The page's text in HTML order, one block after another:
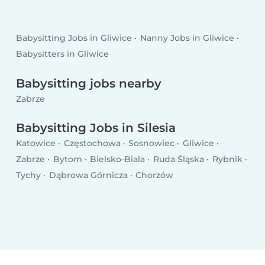
Babysitting Jobs in Gliwice
Nanny Jobs in Gliwice
Babysitters in Gliwice
Babysitting jobs nearby
Zabrze
Babysitting Jobs in Silesia
Katowice Częstochowa Sosnowiec
Gliwice
Zabrze
Bytom Bielsko-Biala Ruda Śląska
Rybnik
Tychy
Dąbrowa Górnicza Chorzów